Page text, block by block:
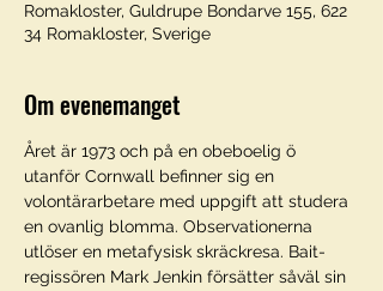
Romakloster, Guldrupe Bondarve 155, 622
34 Romakloster, Sverige
Om evenemanget
Året är 1973 och på en obeboelig ö
utanför Cornwall befinner sig en
volontärarbetare med uppgift att studera
en ovanlig blomma. Observationerna
utlöser en metafysisk skräckresa. Bait-
regissören Mark Jenkin försätter såväl sin